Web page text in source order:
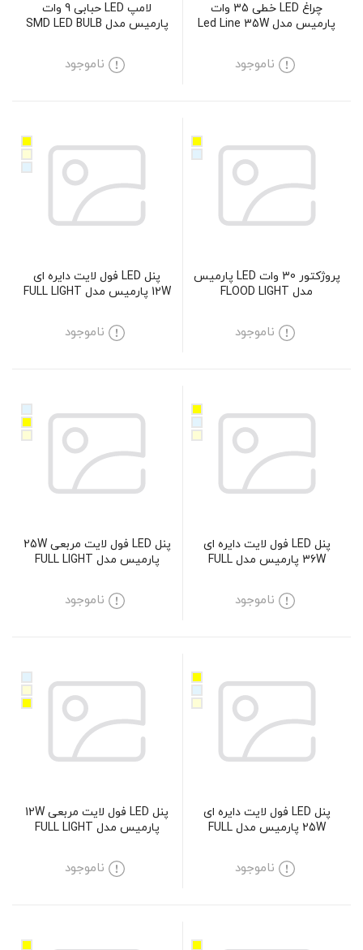
چراغ LED خطی 35 وات
پارمیس مدل Led Line 35W
ناموجود
لامپ LED حبابی 9 وات
پارمیس مدل SMD LED BULB
ناموجود
پروژکتور 30 وات LED پارمیس
مدل FLOOD LIGHT
ناموجود
پنل LED فول لایت دایره ای
12W پارمیس مدل FULL LIGHT
ناموجود
پنل LED فول لایت دایره ای
36W پارمیس مدل FULL
ناموجود
پنل LED فول لایت مربعی 25W
پارمیس مدل FULL LIGHT
ناموجود
پنل LED فول لایت دایره ای
25W پارمیس مدل FULL
ناموجود
پنل LED فول لایت مربعی 12W
پارمیس مدل FULL LIGHT
ناموجود